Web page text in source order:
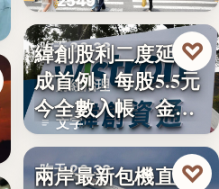
昨天 23:38
財經治理
文字
緯創股利二度延發
成首例！每股5.5元
今全數入帳 金管
會曝…
♡
昨天 23:38
兩岸最新包機直航
♡